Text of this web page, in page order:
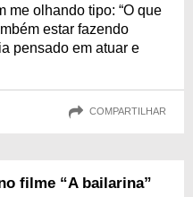
me olhando tipo: “O que
estar fazendo
pensado em atuar e
COMPARTILHAR
filme “A bailarina”